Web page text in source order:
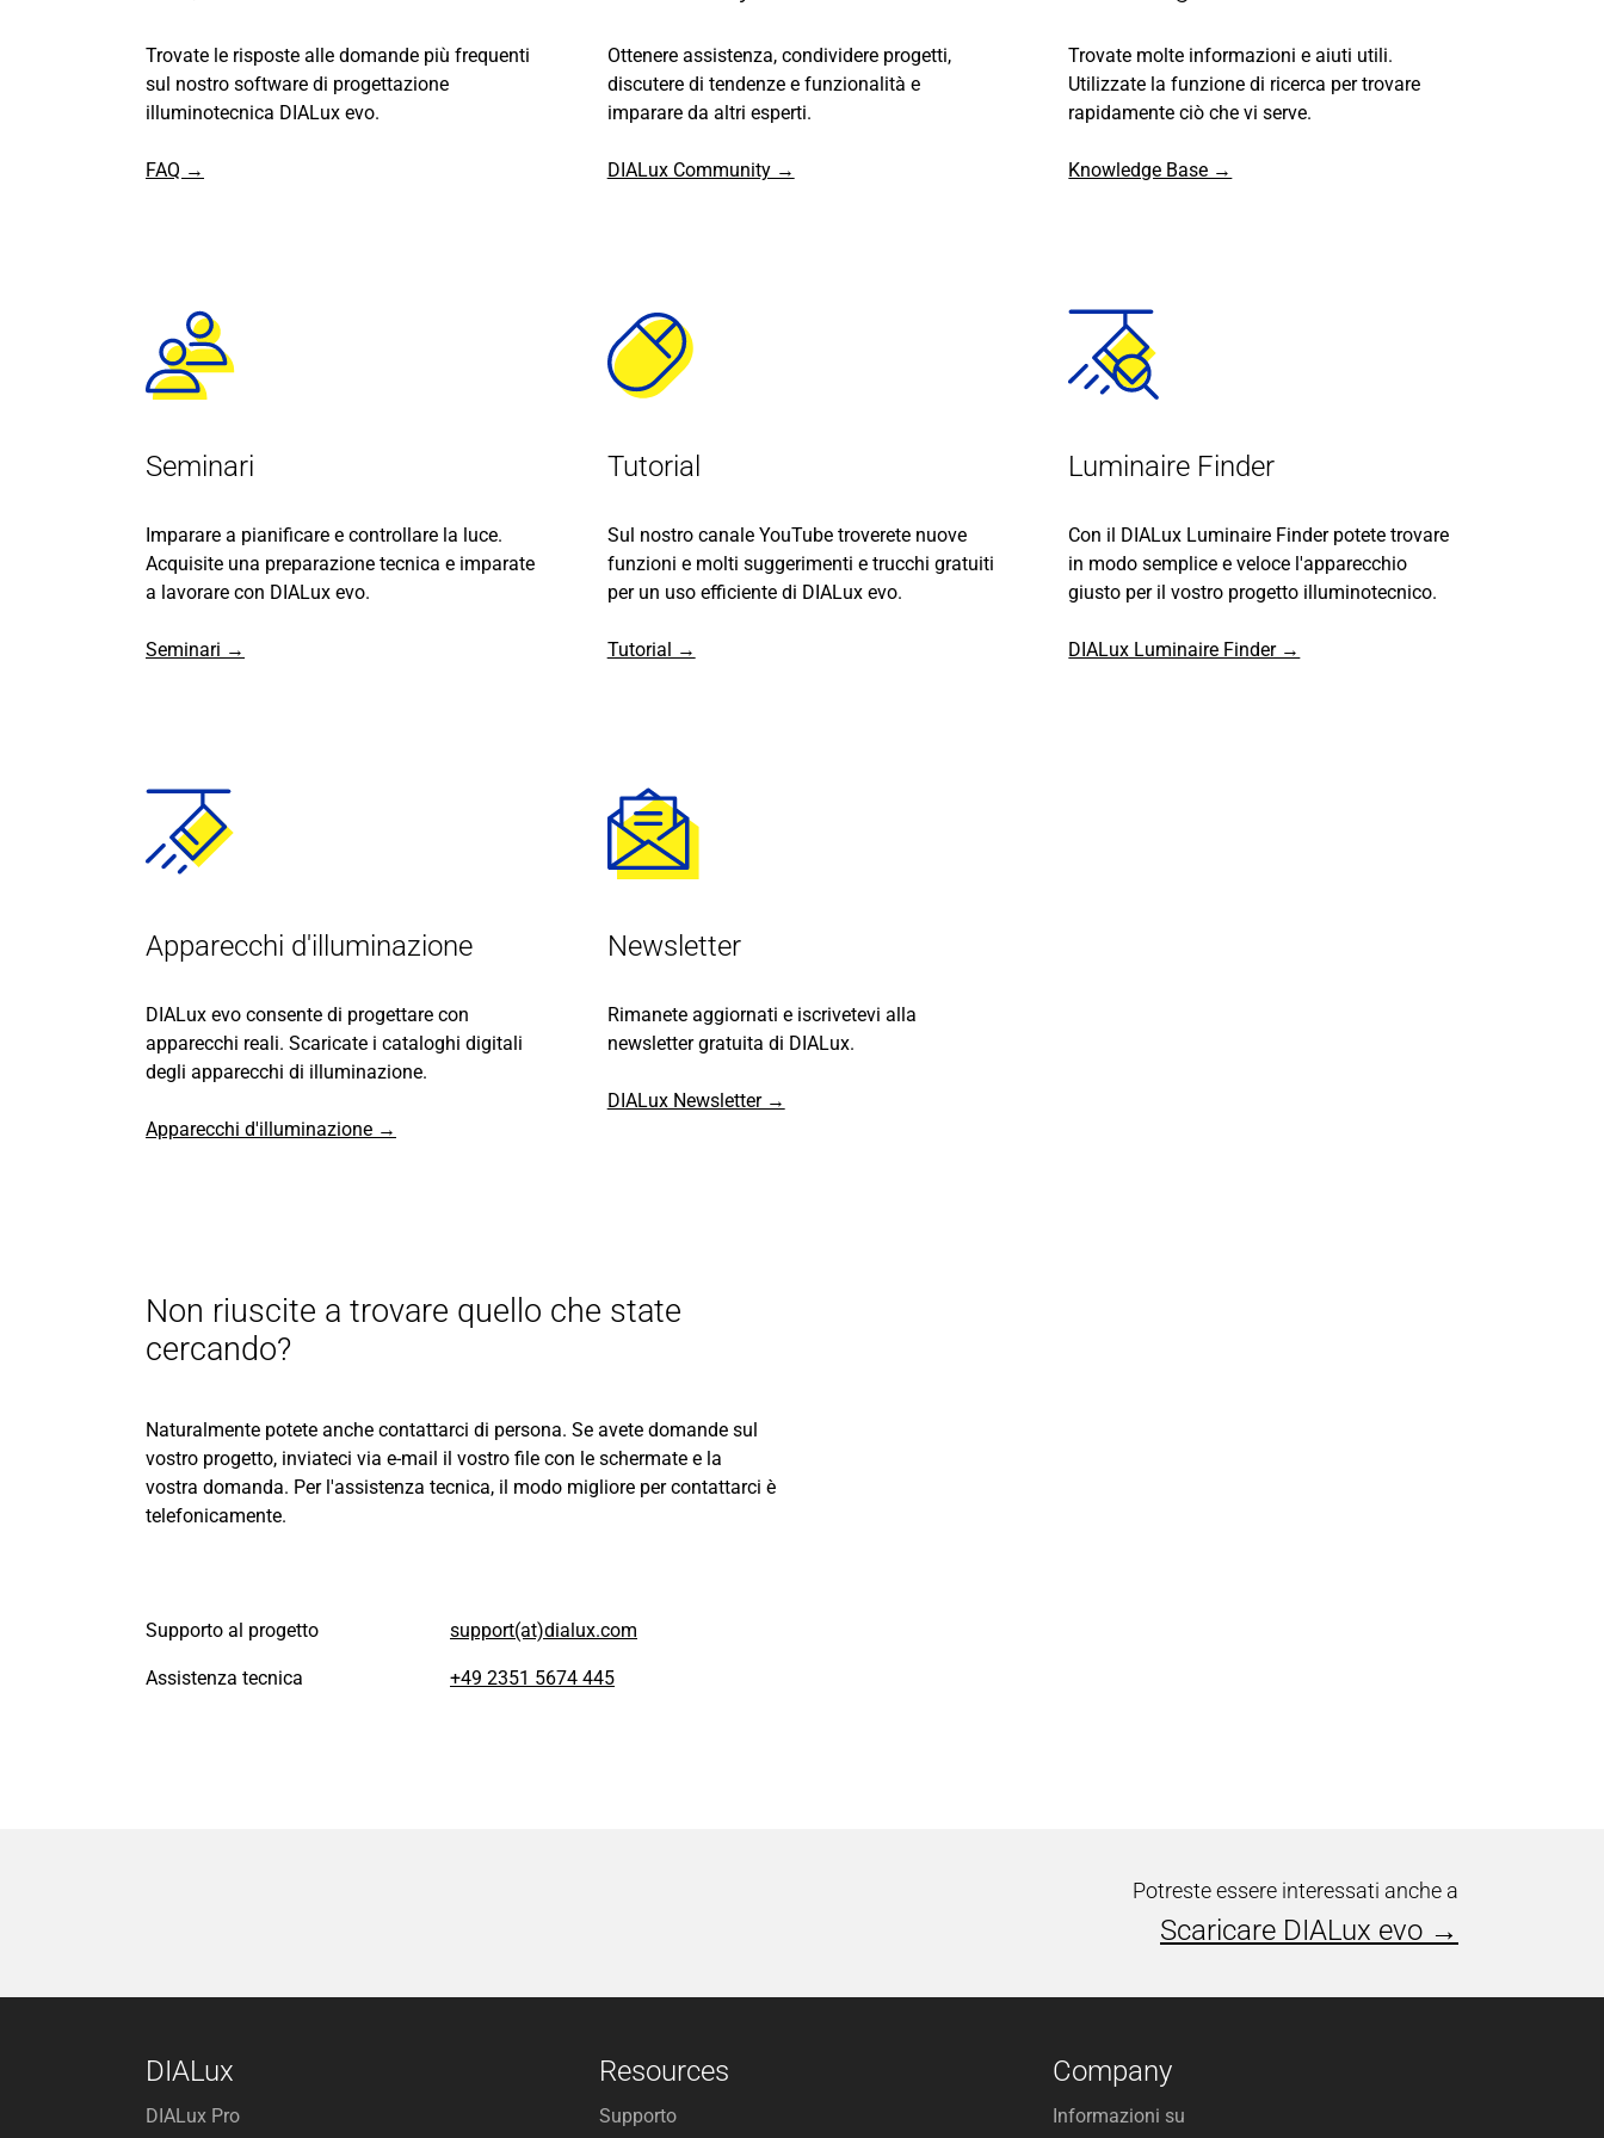
Trovate le risposte alle domande più frequenti
sul nostro software di progettazione
illuminotecnica DIALux evo.
FAQ →
Seminari
Imparare a pianificare e controllare la luce.
Acquisite una preparazione tecnica e imparate
a lavorare con DIALux evo.
Seminari →
Apparecchi d'illuminazione
DIALux evo consente di progettare con
apparecchi reali. Scaricate i cataloghi digitali
degli apparecchi di illuminazione.
Apparecchi d'illuminazione →
Ottenere assistenza, condividere progetti,
discutere di tendenze e funzionalità e
imparare da altri esperti.
DIALux Community →
Tutorial
Sul nostro canale YouTube troverete nuove
funzioni e molti suggerimenti e trucchi gratuiti
per un uso efficiente di DIALux evo.
Tutorial →
Newsletter
Rimanete aggiornati e iscrivetevi alla
newsletter gratuita di DIALux.
DIALux Newsletter →
Trovate molte informazioni e aiuti utili.
Utilizzate la funzione di ricerca per trovare
rapidamente ciò che vi serve.
Knowledge Base →
Luminaire Finder
Con il DIALux Luminaire Finder potete trovare
in modo semplice e veloce l'apparecchio
giusto per il vostro progetto illuminotecnico.
DIALux Luminaire Finder →
Non riuscite a trovare quello che state
cercando?
Naturalmente potete anche contattarci di persona. Se avete domande sul
vostro progetto, inviateci via e-mail il vostro file con le schermate e la
vostra domanda. Per l'assistenza tecnica, il modo migliore per contattarci è
telefonicamente.
Supporto al progetto support(at)dialux.com
Assistenza tecnica +49 2351 5674 445
Potreste essere interessati anche a
Scaricare DIALux evo →
DIALux
DIALux Pro
Resources
Supporto
Company
Informazioni su